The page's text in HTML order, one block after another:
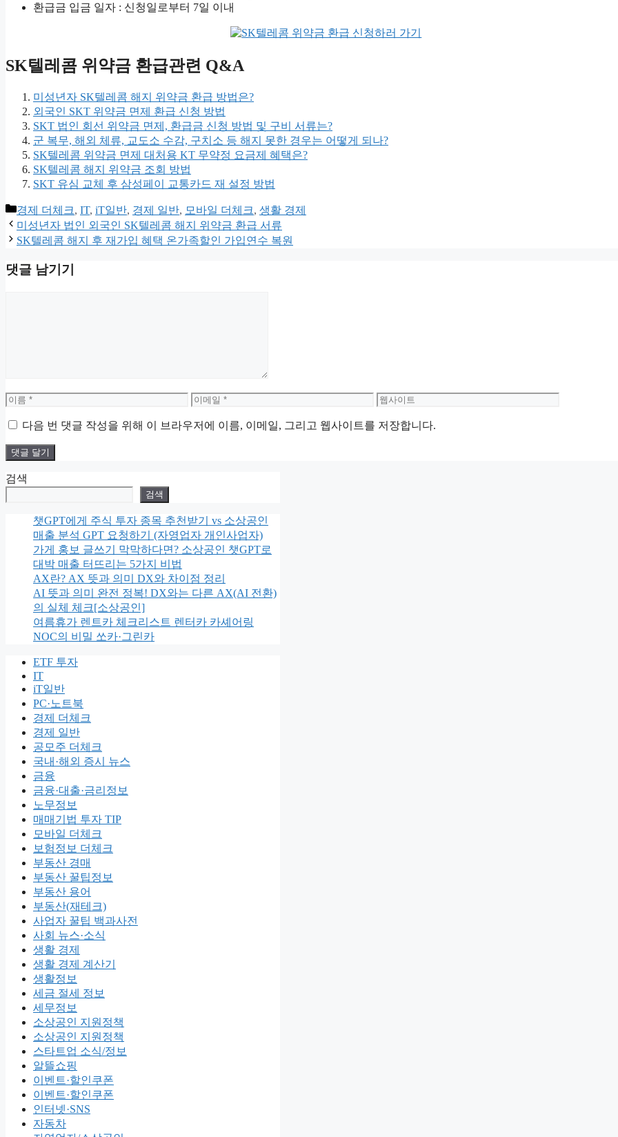
환급금 입금 일자 : 신청일로부터 7일 이내
SK텔레콤 위약금 환급관련 Q&A
미성년자 SK텔레콤 해지 위약금 환급 방법은?
외국인 SKT 위약금 면제 환급 신청 방법
SKT 법인 회선 위약금 면제, 환급금 신청 방법 및 구비 서류는?
군 복무, 해외 체류, 교도소 수감, 구치소 등 해지 못한 경우는 어떻게 되나?
SK텔레콤 위약금 면제 대처용 KT 무약정 요금제 혜택은?
SK텔레콤 해지 위약금 조회 방법
SKT 유심 교체 후 삼성페이 교통카드 재 설정 방법
카
테
고
경제 더체크, IT, iT일반, 경제 일반, 모바일 더체크, 생활 경제
미성년자 법인 외국인 SK텔레콤 해지 위약금 환급 서류
SK텔레콤 해지 후 재가입 혜택 온가족할인 가입연수 복원
댓글 남기기
이
이
일
웹
이
다음 번 댓글 작성을 위해 이 브라우저에 이름, 이메일, 그리고 웹사이트를 저장합니다.
검색
검색
챗GPT에게 주식 투자 종목 추천받기 vs 소상공인
매출 분석 GPT 요청하기 (자영업자 개인사업자)
가게 홍보 글쓰기 막막하다면? 소상공인 챗GPT로
대박 매출 터뜨리는 5가지 비법
AX란? AX 뜻과 의미 DX와 차이점 정리
AI 뜻과 의미 완전 정복! DX와는 다른 AX(AI 전환)
의 실체 체크[소상공인]
여름휴가 렌트카 체크리스트 렌터카 카셰어링
NOC의 비밀 쏘카·그린카
ETF 투자
IT
iT일반
PC·노트북
경제 더체크
경제 일반
공모주 더체크
국내·해외 증시 뉴스
금융
금융·대출·금리정보
노무정보
매매기법 투자 TIP
모바일 더체크
보험정보 더체크
부동산 경매
부동산 꿀팁정보
부동산 용어
부동산(재테크)
사업자 꿀팁 백과사전
사회 뉴스·소식
생활 경제
생활 경제 계산기
생활정보
세금 절세 정보
세무정보
소상공인 지원정책
소상공인 지원정책
스타트업 소식/정보
알뜰쇼핑
이벤트·할인쿠폰
이벤트·할인쿠폰
인터넷·SNS
자동차